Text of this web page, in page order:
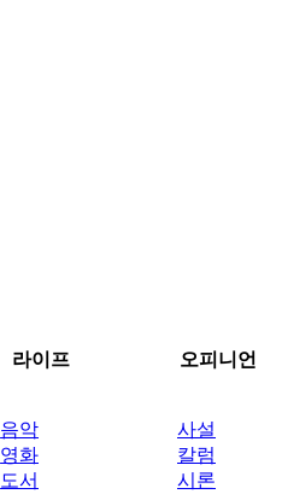
라이프 오피니언
음악
영화
도서
사설
칼럼
시론